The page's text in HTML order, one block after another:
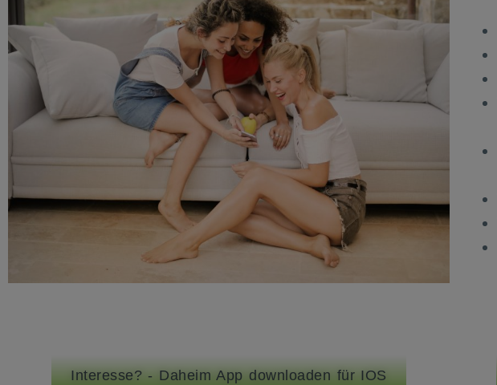
Interesse? - Daheim App downloaden für IOS